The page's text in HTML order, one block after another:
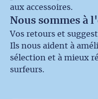
aux accessoires.
Nous sommes à
Vos retours et
Ils nous aident à
sélection et à mieux
surfeurs.